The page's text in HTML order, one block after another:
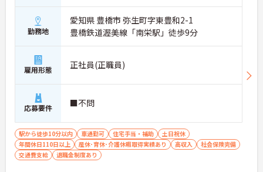
勤務地
愛知県 豊橋市 弥生町字東豊和2-1
豊橋鉄道渥美線「南栄駅」徒歩9分
雇用形態 正社員(正職員)
応募要件 ■不問
駅から徒歩10分以内 車通勤可 住宅手当・補助
土日祝休
年間休日110日以上
産休･育休･介護休暇取得実績あり 高収入
社会保険完備
交通費支給
退職金制度あり